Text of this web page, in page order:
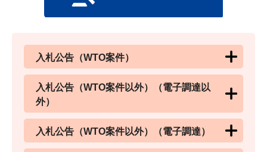
入札公告（WTO案件）
入札公告（WTO案件以外）（電子調達以
外）
入札公告（WTO案件以外）（電子調達）